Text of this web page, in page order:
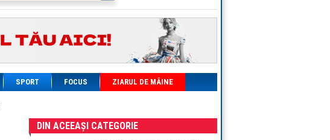
SPORT FOCUS ZIARUL DE MÂINE
DIN ACEEAȘI CATEGORIE